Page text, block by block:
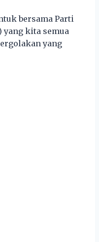
bersama Parti
yang kita semua
yang